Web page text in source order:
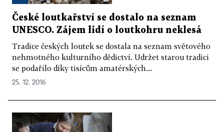
České loutkařství se dostalo na seznam
UNESCO. Zájem lidí o loutkohru neklesá
Tradice českých loutek se dostala na seznam světového
nehmotného kulturního dědictví. Udržet starou tradici
se podařilo díky tisícům amatérských...
25. 12. 2016